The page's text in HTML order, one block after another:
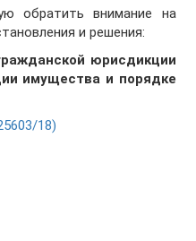
обратить внимание на
и решения:
юрисдикции
имущества и порядке
18)